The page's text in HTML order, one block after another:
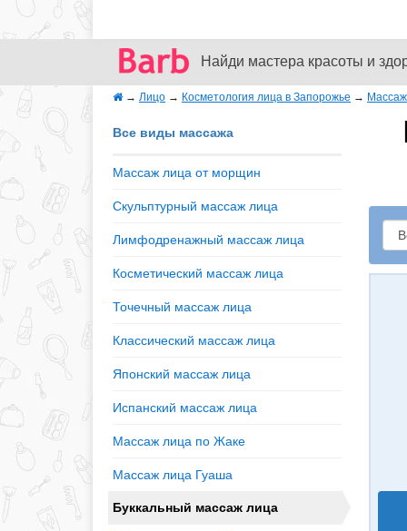
Найди мастера красоты и
→ Лицо → Косметология лица в Запорожье →
Все виды массажа
Массаж лица от морщин
Скульптурный массаж лица
Лимфодренажный массаж лица
Косметический массаж лица
Точечный массаж лица
Классический массаж лица
Японский массаж лица
Испанский массаж лица
Массаж лица по Жаке
Массаж лица Гуаша
Буккальный массаж лица